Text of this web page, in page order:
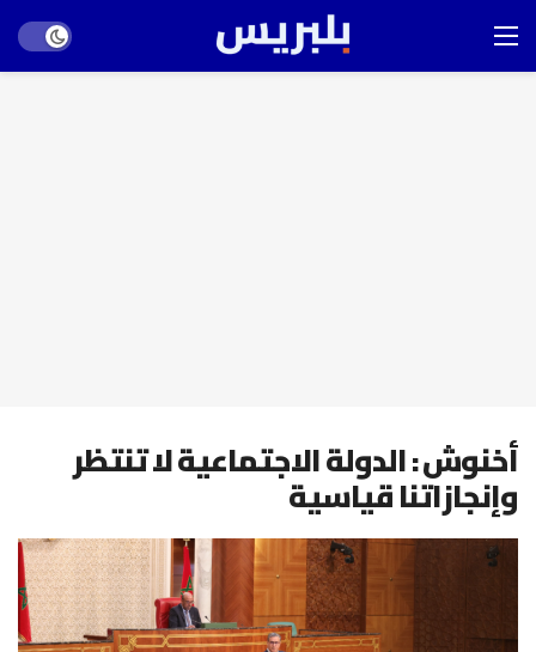
mode
أخنوش : الدولة الاجتماعية لا تنتظر
وإنجازاتنا قياسية